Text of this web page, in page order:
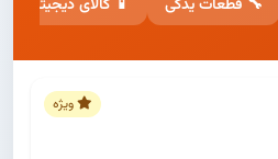
🔧 قطعات یدکی 📱 کالای دیجیتال
ویژه